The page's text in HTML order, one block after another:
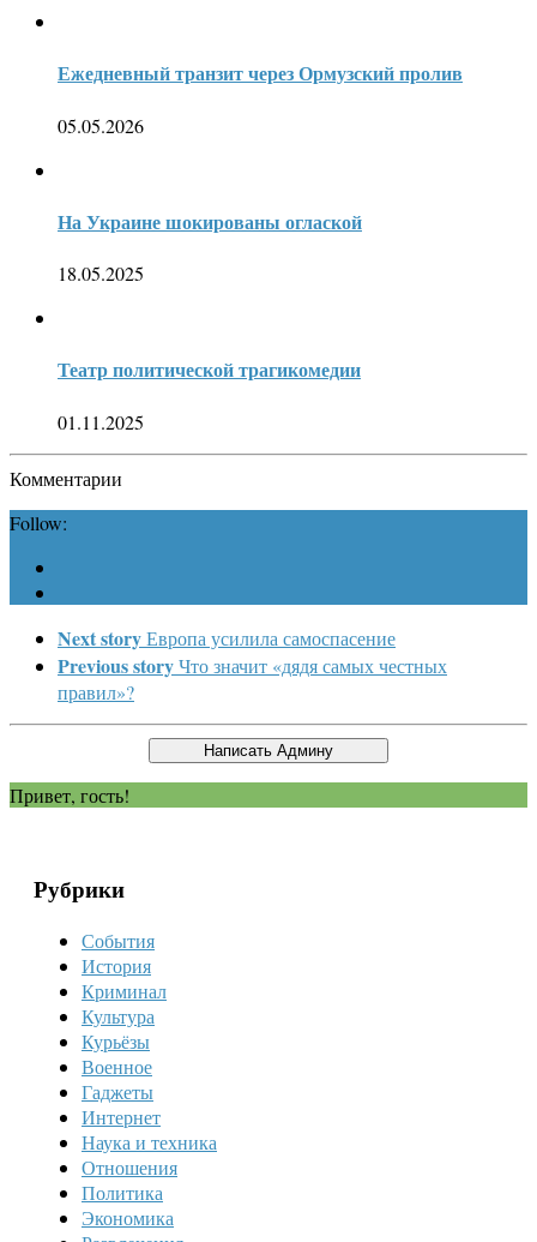
Ежедневный транзит через Ормузский пролив
05.05.2026
На Украине шокированы оглаской
18.05.2025
Театр политической трагикомедии
01.11.2025
Комментарии
Follow:
Next storyЕвропа усилила самоспасение
Previous storyЧто значит «дядя самых честных
правил»?
Привет, гость!
Рубрики
События
История
Криминал
Культура
Курьёзы
Военное
Гаджеты
Интернет
Наука и техника
Отношения
Политика
Экономика